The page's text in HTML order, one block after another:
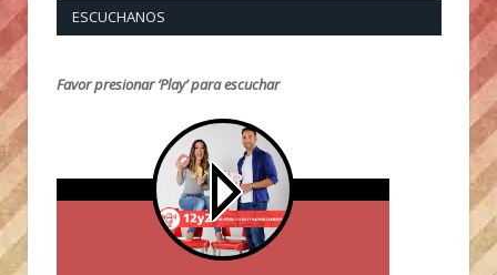
ESCUCHANOS
Favor presionar ‘Play’ para escuchar